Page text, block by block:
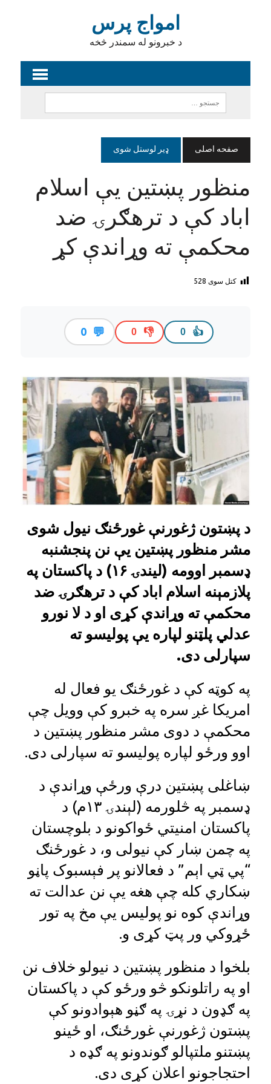
امواج پرس
د خبرونو له سمندر څخه
صفحه اصلی ډیر لوستل شوی
منظور پښتین یې اسلام
اباد کې د ترهګرۍ ضد
محکمې ته وړاندې کړ
کتل سوی 528
👍
0
👎
0
💬
0
د پښتون ژغورنې غورځنګ نیول شوی
مشر منظور پښتین یې نن پنجشنبه
ډسمبر اوومه (لیندۍ ۱۶) د پاکستان په
پلازمېنه اسلام اباد کې د ترهګرۍ ضد
محکمې ته وړاندې کړی او د لا نورو
عدلي پلټنو لپاره یې پولیسو ته
سپارلی دی.
په کوټه کې د غورځنګ یو فعال له
امریکا غږ سره په خبرو کې وویل چې
محکمې د دوی مشر منظور پښتین د
اوو ورځو لپاره پولیسو ته سپارلی دی.
ښاغلی پښتین درې ورځې وړاندې د
ډسمبر په څلورمه (لېندۍ ۱۳م) د
پاکستان امنیتي ځواکونو د بلوچستان
په چمن ښار کې نیولی و، د غورځنګ
“پي ټي اېم” د فعالانو پر فېسبوک پاڼو
ښکاري کله چې هغه یې نن عدالت ته
وړاندې کوه نو پولیس یې مخ په تور
ځړوکي ور پټ کړی و.
بلخوا د منظور پښتین د نیولو خلاف نن
او په راتلونکو څو ورځو کې د پاکستان
په ګډون د نړۍ په ګڼو هېوادونو کې
پښتون ژغورنې غورځنګ، او ځینو
پښتنو ملتپالو ګوندونو په ګډه د
احتجاجونو اعلان کړی دی.